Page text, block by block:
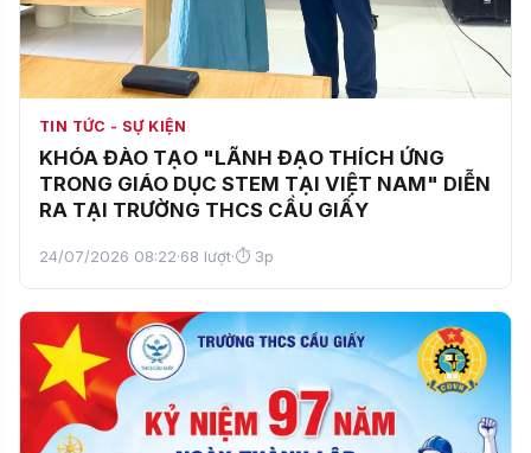
TIN TỨC - SỰ KIỆN
KHÓA ĐÀO TẠO "LÃNH ĐẠO THÍCH ỨNG
TRONG GIÁO DỤC STEM TẠI VIỆT NAM" DIỄN
RA TẠI TRƯỜNG THCS CẦU GIẤY
24/07/2026 08:22·68 lượt·⏱ 3p